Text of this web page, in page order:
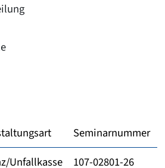
Seminarnummer
Unfallkasse 107-02801-26